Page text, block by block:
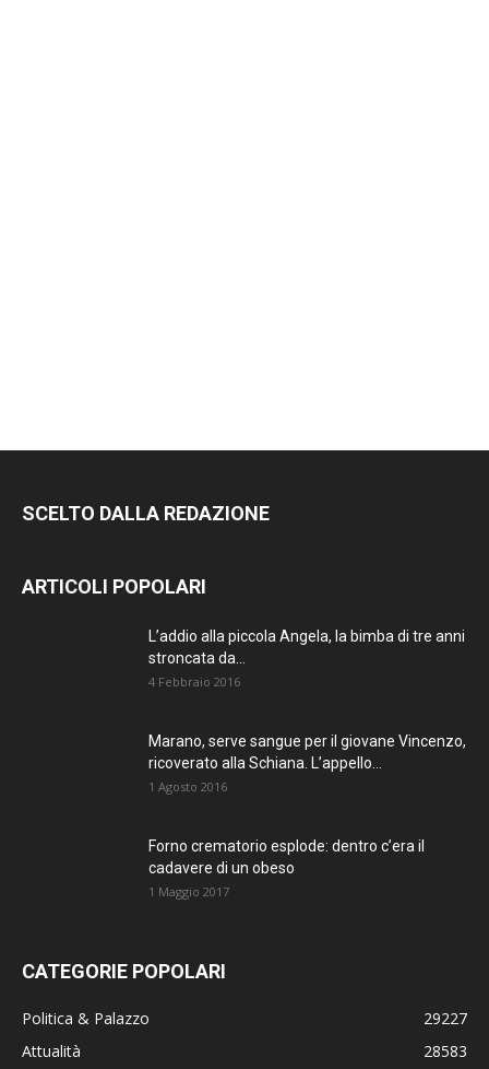
SCELTO DALLA REDAZIONE
ARTICOLI POPOLARI
L’addio alla piccola Angela, la bimba di tre anni
stroncata da...
4 Febbraio 2016
Marano, serve sangue per il giovane Vincenzo,
ricoverato alla Schiana. L’appello...
1 Agosto 2016
Forno crematorio esplode: dentro c’era il
cadavere di un obeso
1 Maggio 2017
CATEGORIE POPOLARI
Politica & Palazzo
29227
Attualità
28583